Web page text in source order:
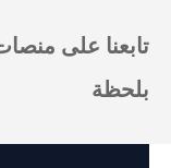
تابعنا على
بلحظة